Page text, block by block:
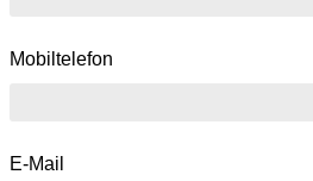
Mobiltelefon
E-Mail